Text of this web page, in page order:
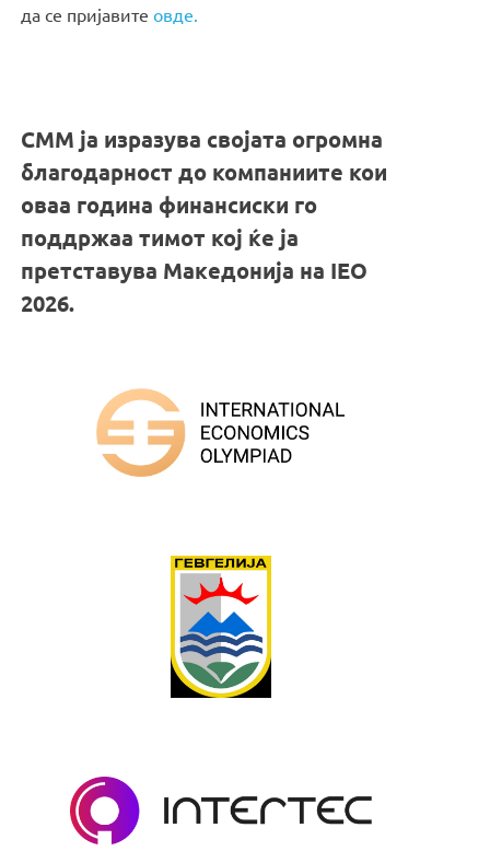
да се пријавитеовде.
СММ ја изразува својата огромна
благодарност до компаниите кои
оваа година финансиски го
поддржаа тимот кој ќе ја
претставува Македонија на IEO
2026.